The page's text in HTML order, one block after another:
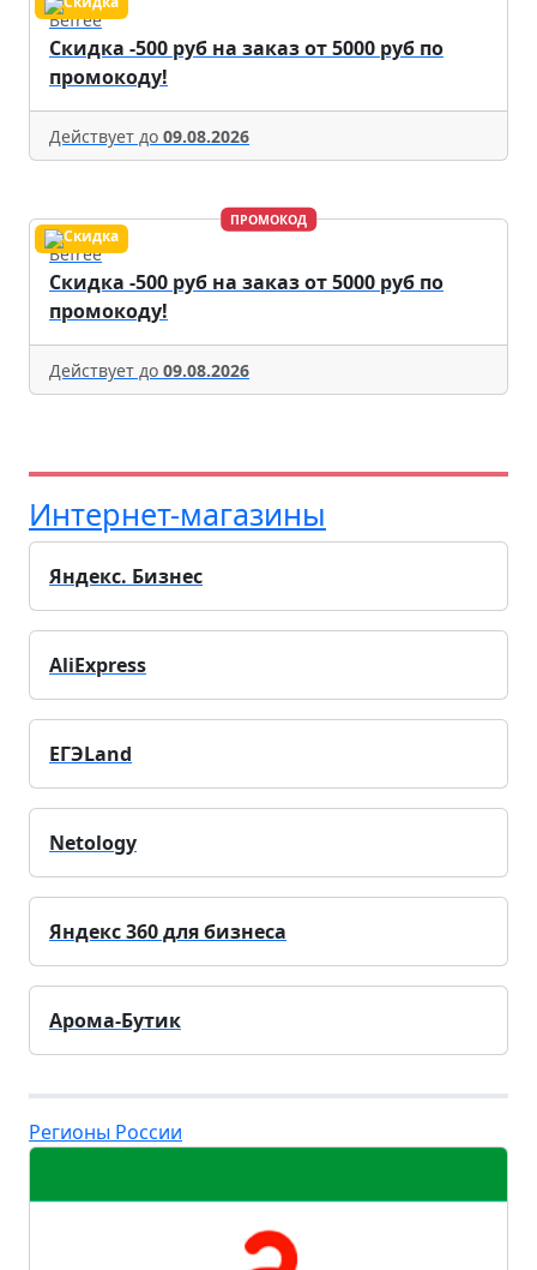
Befree
Скидка -500 руб на заказ от 5000 руб по
промокоду!
Действует до 09.08.2026
ПРОМОКОД
Befree
Скидка -500 руб на заказ от 5000 руб по
промокоду!
Действует до 09.08.2026
Интернет-магазины
Яндекс. Бизнес
AliExpress
ЕГЭLand
Netology
Яндекс 360 для бизнеса
Арома-Бутик
Регионы России